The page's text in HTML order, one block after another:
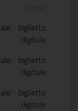
biglietto
digitale
biglietto
digitale
biglietto
digitale